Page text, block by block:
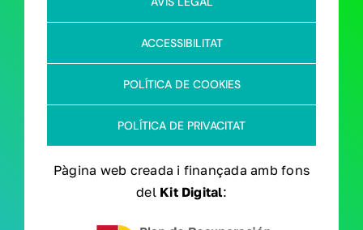
ACCESSIBILITAT
POLÍTICA DE COOKIES
POLÍTICA DE PRIVACITAT
Pàgina web creada i finançada amb fons
del Kit Digital: